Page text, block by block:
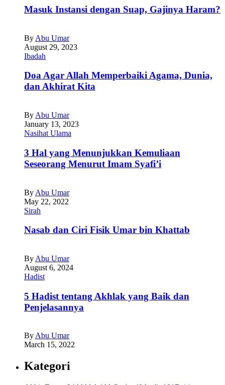
Masuk Instansi dengan Suap, Gajinya Haram?
By Abu Umar
August 29, 2023
Ibadah
Doa Agar Allah Memperbaiki Agama, Dunia,
dan Akhirat Kita
By Abu Umar
January 13, 2023
Nasihat Ulama
3 Hal yang Menunjukkan Kemuliaan
Seseorang Menurut Imam Syafi’i
By Abu Umar
May 22, 2022
Sirah
Nasab dan Ciri Fisik Umar bin Khattab
By Abu Umar
August 6, 2024
Hadist
5 Hadist tentang Akhlak yang Baik dan
Penjelasannya
ByAbu Umar
March 15, 2022
Kategori